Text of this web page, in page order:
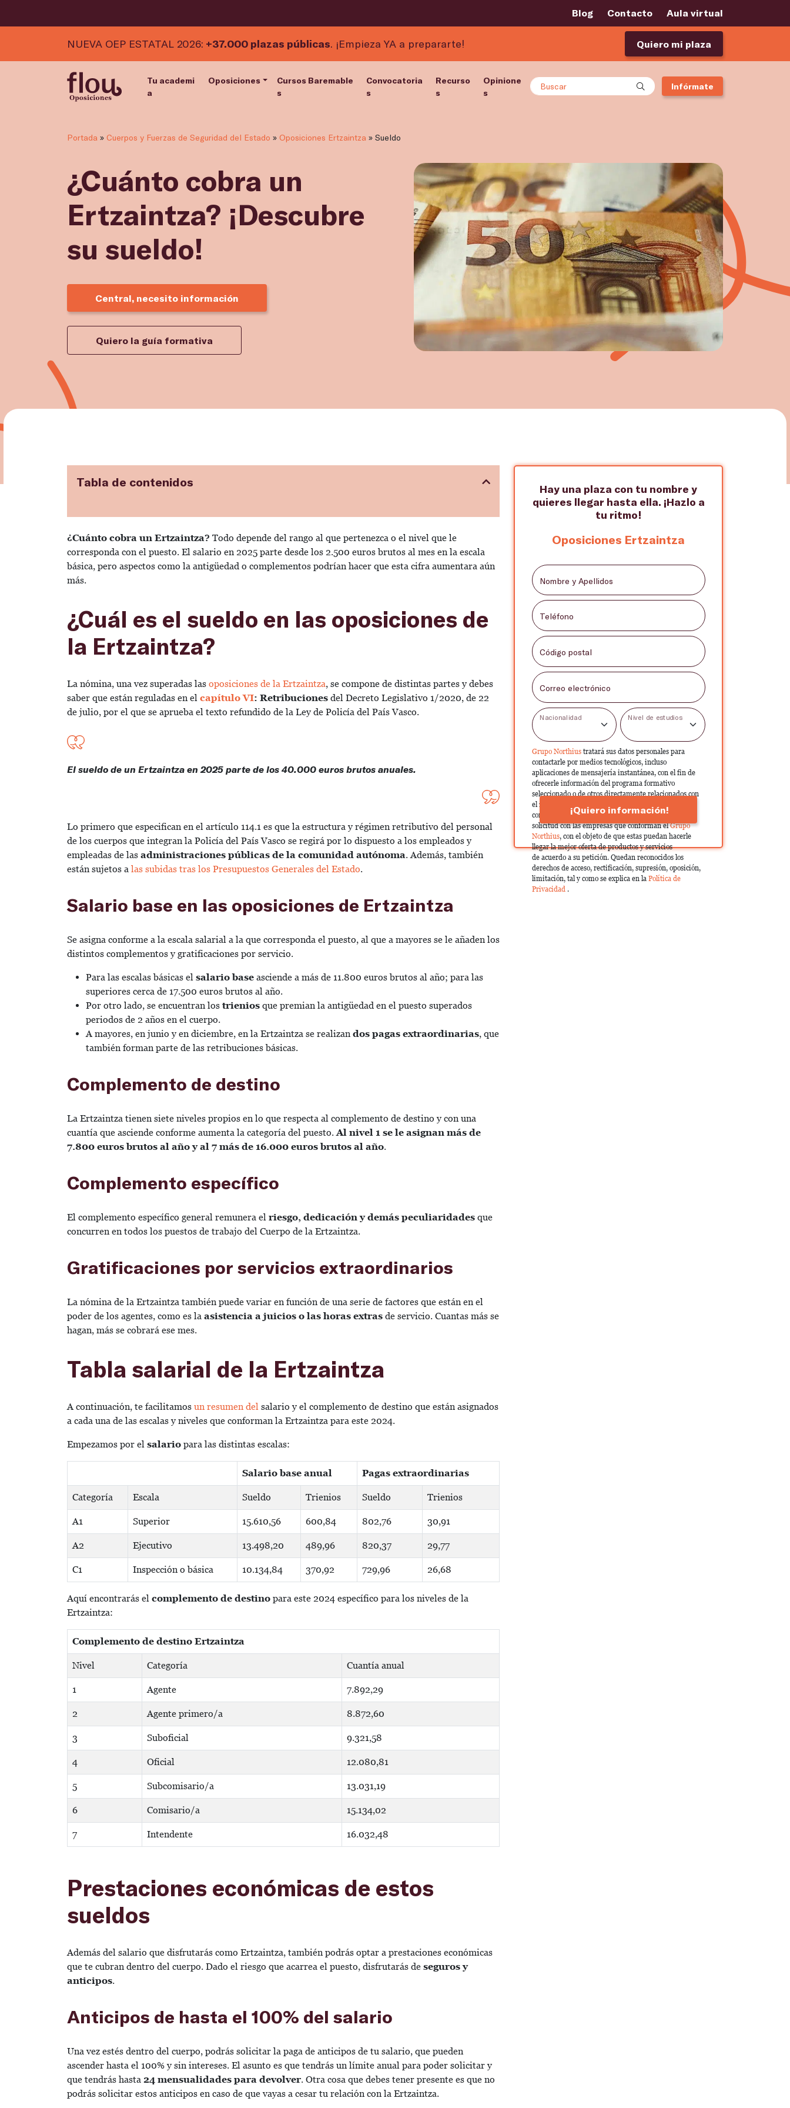
Blog Contacto Aula virtual
NUEVA OEP ESTATAL 2026: +37.000 plazas públicas. ¡Empieza YA a prepararte! Quiero mi plaza
Tu academi
a
Oposiciones
Cursos Baremable
s
Convocatoria
s
Recurso
s
Opinione
s
Buscar Infórmate
Portada » Cuerpos y Fuerzas de Seguridad del Estado » Oposiciones Ertzaintza » Sueldo
¿Cuánto cobra un
Ertzaintza? ¡Descubre
su sueldo!
Central, necesito información
Quiero la guía formativa
Tabla de contenidos
¿Cuánto cobra un Ertzaintza? Todo depende del rango al que pertenezca o el nivel que le
corresponda con el puesto. El salario en 2025 parte desde los 2.500 euros brutos al mes en la escala
básica, pero aspectos como la antigüedad o complementos podrían hacer que esta cifra aumentara aún
más.
¿Cuál es el sueldo en las oposiciones de
la Ertzaintza?
La nómina, una vez superadas las oposiciones de la Ertzaintza, se compone de distintas partes y debes
saber que están reguladas en el capítulo VI: Retribuciones del Decreto Legislativo 1/2020, de 22
de julio, por el que se aprueba el texto refundido de la Ley de Policía del País Vasco.
El sueldo de un Ertzaintza en 2025 parte de los 40.000 euros brutos anuales.
Lo primero que especifican en el artículo 114.1 es que la estructura y régimen retributivo del personal
de los cuerpos que integran la Policía del País Vasco se regirá por lo dispuesto a los empleados y
empleadas de las administraciones públicas de la comunidad autónoma. Además, también
están sujetos a las subidas tras los Presupuestos Generales del Estado.
Salario base en las oposiciones de Ertzaintza
Se asigna conforme a la escala salarial a la que corresponda el puesto, al que a mayores se le añaden los
distintos complementos y gratificaciones por servicio.
Para las escalas básicas el salario base asciende a más de 11.800 euros brutos al año; para las
superiores cerca de 17.500 euros brutos al año.
Por otro lado, se encuentran los trienios que premian la antigüedad en el puesto superados
periodos de 2 años en el cuerpo.
A mayores, en junio y en diciembre, en la Ertzaintza se realizan dos pagas extraordinarias, que
también forman parte de las retribuciones básicas.
Complemento de destino
La Ertzaintza tienen siete niveles propios en lo que respecta al complemento de destino y con una
cuantía que asciende conforme aumenta la categoría del puesto. Al nivel 1 se le asignan más de
7.800 euros brutos al año y al 7 más de 16.000 euros brutos al año.
Complemento específico
El complemento específico general remunera el riesgo, dedicación y demás peculiaridades que
concurren en todos los puestos de trabajo del Cuerpo de la Ertzaintza.
Gratificaciones por servicios extraordinarios
La nómina de la Ertzaintza también puede variar en función de una serie de factores que están en el
poder de los agentes, como es la asistencia a juicios o las horas extras de servicio. Cuantas más se
hagan, más se cobrará ese mes.
Tabla salarial de la Ertzaintza
A continuación, te facilitamos un resumen del salario y el complemento de destino que están asignados
a cada una de las escalas y niveles que conforman la Ertzaintza para este 2024.
Empezamos por el salario para las distintas escalas:
Salario base anual Pagas extraordinarias
Categoría Escala Sueldo Trienios Sueldo Trienios
A1 Superior 15.610,56 600,84 802,76 30,91
A2 Ejecutivo 13.498,20 489,96 820,37 29,77
C1 Inspección o básica 10.134,84 370,92 729,96 26,68
Aquí encontrarás el complemento de destino para este 2024 específico para los niveles de la
Ertzaintza:
Complemento de destino Ertzaintza
Nivel Categoría Cuantía anual
1 Agente 7.892,29
2 Agente primero/a 8.872,60
3 Suboficial 9.321,58
4 Oficial 12.080,81
5 Subcomisario/a 13.031,19
6 Comisario/a 15.134,02
7 Intendente 16.032,48
Prestaciones económicas de estos
sueldos
Además del salario que disfrutarás como Ertzaintza, también podrás optar a prestaciones económicas
que te cubran dentro del cuerpo. Dado el riesgo que acarrea el puesto, disfrutarás de seguros y
anticipos.
Anticipos de hasta el 100% del salario
Una vez estés dentro del cuerpo, podrás solicitar la paga de anticipos de tu salario, que pueden
ascender hasta el 100% y sin intereses. El asunto es que tendrás un límite anual para poder solicitar y
que tendrás hasta 24 mensualidades para devolver. Otra cosa que debes tener presente es que no
podrás solicitar estos anticipos en caso de que vayas a cesar tu relación con la Ertzaintza.
Hay una plaza con tu nombre y
quieres llegar hasta ella. ¡Hazlo a
tu ritmo!
Oposiciones Ertzaintza
Nombre y Apellidos
Teléfono
Código postal
Correo electrónico
Nacionalidad Nivel de estudios
Grupo Northius tratará sus datos personales para
contactarle por medios tecnológicos, incluso
aplicaciones de mensajería instantánea, con el fin de
ofrecerle información del programa formativo
seleccionado o de otros directamente relacionados con
el interés manifestado y, en su caso, para tramitar la
contratación correspondiente. Compartiremos su
solicitud con las empresas que conforman elGrupo
Northius, con el objeto de que estas puedan hacerle
llegar la mejor oferta de productos y servicios
de acuerdo a su petición. Quedan reconocidos los
derechos de acceso, rectificación, supresión, oposición,
limitación, tal y como se explica en la Política de
Privacidad .
¡Quiero información!